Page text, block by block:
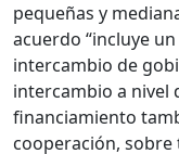
pequeñas y
acuerdo “incluye
intercambio de
intercambio a nivel
financiamiento
cooperación,